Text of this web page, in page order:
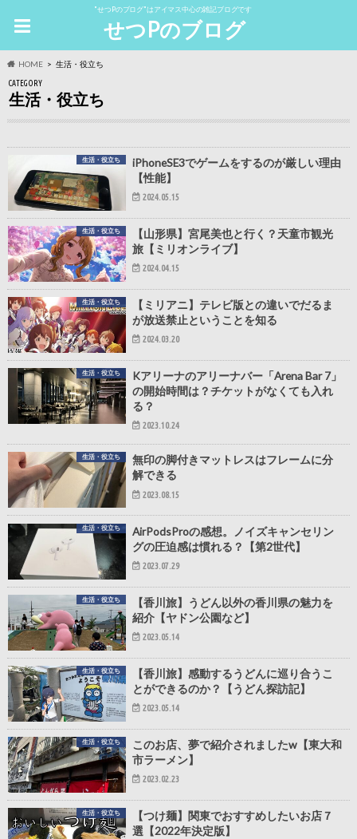
"せつPのブログ"はアイマス中心の雑記ブログです
せつPのブログ
HOME 生活・役立ち
CATEGORY
生活・役立ち
生活・役立ち
iPhoneSE3でゲームをするのが厳しい理由
【性能】
2024.05.15
生活・役立ち
【山形県】宮尾美也と行く？天童市観光
旅【ミリオンライブ】
2024.04.15
生活・役立ち
【ミリアニ】テレビ版との違いでだるま
が放送禁止ということを知る
2024.03.20
生活・役立ち
Kアリーナのアリーナバー「Arena Bar 7」
の開始時間は？チケットがなくても入れ
る？
2023.10.24
生活・役立ち
無印の脚付きマットレスはフレームに分
解できる
2023.08.15
生活・役立ち
AirPodsProの感想。ノイズキャンセリン
グの圧迫感は慣れる？【第2世代】
2023.07.29
生活・役立ち
【香川旅】うどん以外の香川県の魅力を
紹介【ヤドン公園など】
2023.05.14
生活・役立ち
【香川旅】感動するうどんに巡り合うこ
とができるのか？【うどん探訪記】
2023.05.14
生活・役立ち
このお店、夢で紹介されましたw【東大和
市ラーメン】
2023.02.23
生活・役立ち
【つけ麺】関東でおすすめしたいお店７
選【2022年決定版】